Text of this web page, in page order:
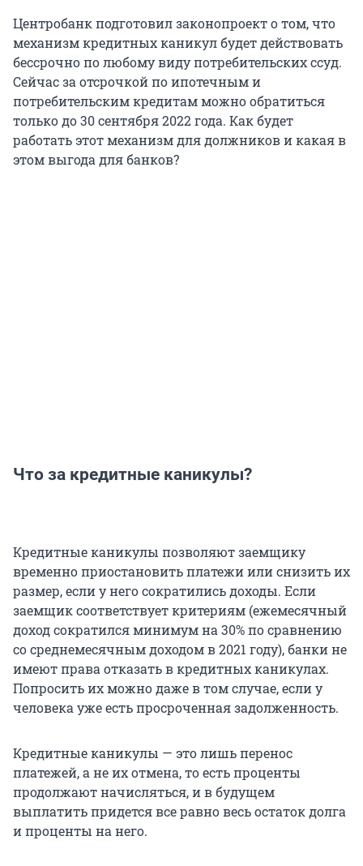
Центробанк подготовил законопроект о том, что
механизм кредитных каникул будет действовать
бессрочно по любому виду потребительских ссуд.
Сейчас за отсрочкой по ипотечным и
потребительским кредитам можно обратиться
только до 30 сентября 2022 года. Как будет
работать этот механизм для должников и какая в
этом выгода для банков?
Что за кредитные каникулы?
Кредитные каникулы позволяют заемщику
временно приостановить платежи или снизить их
размер, если у него сократились доходы. Если
заемщик соответствует критериям (ежемесячный
доход сократился минимум на 30% по сравнению
со среднемесячным доходом в 2021 году), банки не
имеют права отказать в кредитных каникулах.
Попросить их можно даже в том случае, если у
человека уже есть просроченная задолженность.
Кредитные каникулы — это лишь перенос
платежей, а не их отмена, то есть проценты
продолжают начисляться, и в будущем
выплатить придется все равно весь остаток долга
и проценты на него.